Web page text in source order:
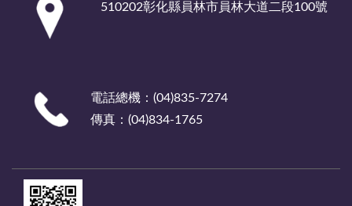
510202彰化縣員林市員林大道二段100號
電話總機：(04)835-7274
傳真：(04)834-1765